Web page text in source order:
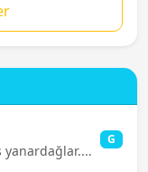
yanardağlar....
G